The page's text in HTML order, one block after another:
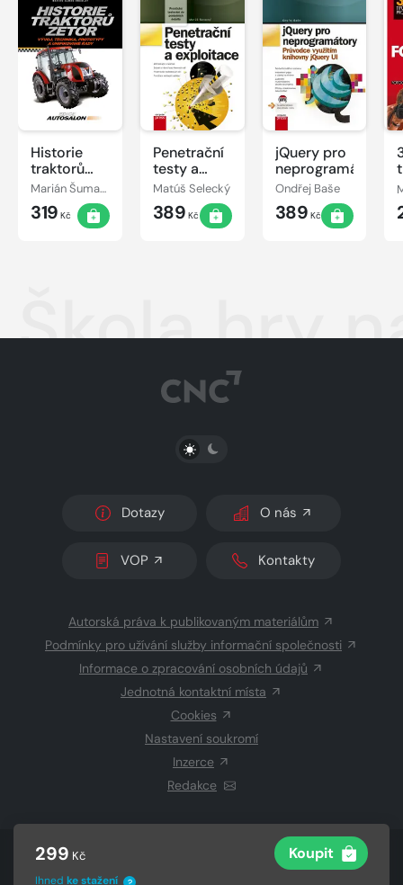
299 Kč Koupit
Ihned ke stažení
Historie
traktorů
Zetor
Marián Šuman-Hreblay
319 Kč
Penetrační
testy a
exploitace
Matúš Selecký
389 Kč
jQuery pro
neprogramátory
Ondřej Baše
389 Kč
Škola hry
PŘEPNOUT SVĚTLÝ/TMAVÝ REŽIM
Dotazy O nás
VOP Kontakty
Autorská práva k publikovaným materiálům
Podmínky pro užívání služby informační společnosti
Informace o zpracování osobních údajů
Jednotná kontaktní místa
Cookies
Nastavení soukromí
Inzerce
Redakce
© 2026 Copyright CZECH NEWS CENTER a.s.a dodavatelé